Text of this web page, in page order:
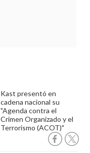
Kast presentó en
cadena nacional su
"Agenda contra el
Crimen Organizado y el
Terrorismo (ACOT)"